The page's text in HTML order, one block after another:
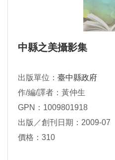
中縣之美攝影集
出版單位： 臺中縣政府
作/編/譯者：黃仲生
GPN：1009801918
出版／創刊日期：2009-07
價格：310